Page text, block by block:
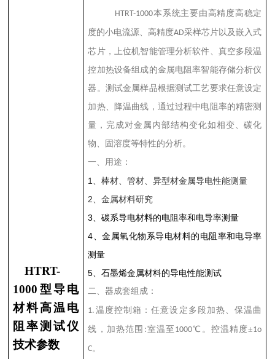
HTRT-
1000 型导电
材料高温电
阻率测试仪
技术参数
HTRT-1000本系统主要由高精度高稳定
度的小电流源、高精度AD采样芯片以及嵌入式
芯片，上位机智能管理分析软件、真空多段温
控加热设备组成的金属电阻率智能存储分析仪
器。测试金属样品根据测试工艺要求任意设定
加热、降温曲线，通过过程中电阻率的精密测
量，完成对金属内部结构变化如相变、碳化
物、固溶度等特性的分析。
一、用途：
1
、棒材、管材、异型材金属导电性能测量
2 、金属材料研究
3 、碳系导电材料的电阻率和电导率测量
4 、金属氧化物系导电材料的电阻率和电导率
测量
5 、石墨烯金属材料的导电性能测试
二、器成套组成：
1. 温度控制箱：任意设定多段加热、保温曲
线，加热范围 :室温至 1000℃。控温精度±1o
C。